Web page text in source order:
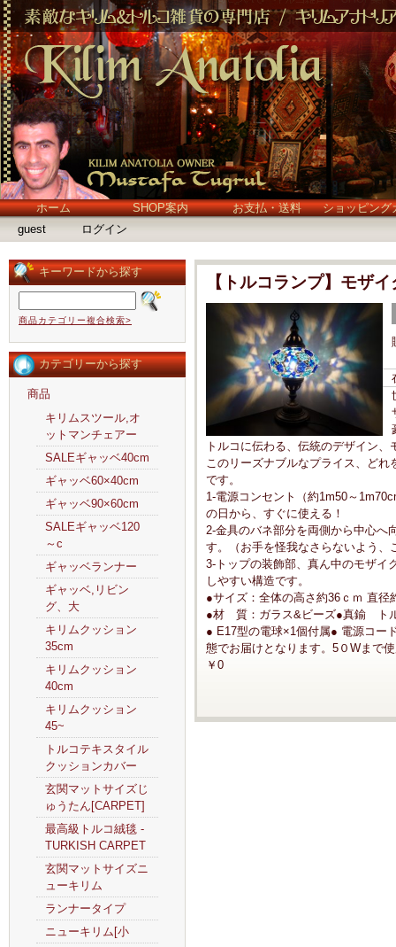
ホーム SHOP案内 お支払・送料
ショッピング
guest
ログイン
キーワードから探す
商品カテゴリー複合検索>
カテゴリーから探す
商品
キリムスツール,オ
ットマンチェアー
SALEギャッベ40cm
ギャッベ60×40cm
ギャッベ90×60cm
SALEギャッベ120
～c
ギャッベランナー
ギャッベ,リビン
グ、大
キリムクッション
35cm
キリムクッション
40cm
キリムクッション
45~
トルコテキスタイル
クッションカバー
玄関マットサイズじ
ゅうたん[CARPET]
最高級トルコ絨毯 -
TURKISH CARPET
玄関マットサイズニ
ューキリム
ランナータイプ
ニューキリム[小
【トルコランプ】モザ
トルコに伝わる、伝統のデザイン
このリーズナブルなプライス、ど
です。
1-電源コンセント（約1m50～
の日から、すぐに使える！
2-金具のバネ部分を両側から中心へ
す。（お手を怪我なさらないよう、
3-トップの装飾部、真ん中のモザイ
しやすい構造です。
●サイズ：全体の高さ約36ｃｍ 直径
●材 質：ガラス&ビーズ●真鍮 ト
● E17型の電球×1個付属● 電源コー
態でお届けとなります。5０Wまで
￥0